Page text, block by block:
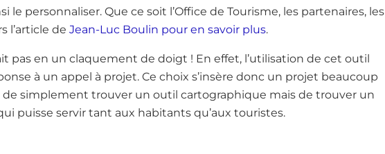
personnaliser. Que ce soit l’Office de Tourisme, les partenaires, les
l’article de Jean-Luc Boulin pour en savoir plus.
pas en un claquement de doigt ! En effet, l’utilisation de cet outil
à un appel à projet. Ce choix s’insère donc un projet beaucoup
de simplement trouver un outil cartographique mais de trouver un
puisse servir tant aux habitants qu’aux touristes.